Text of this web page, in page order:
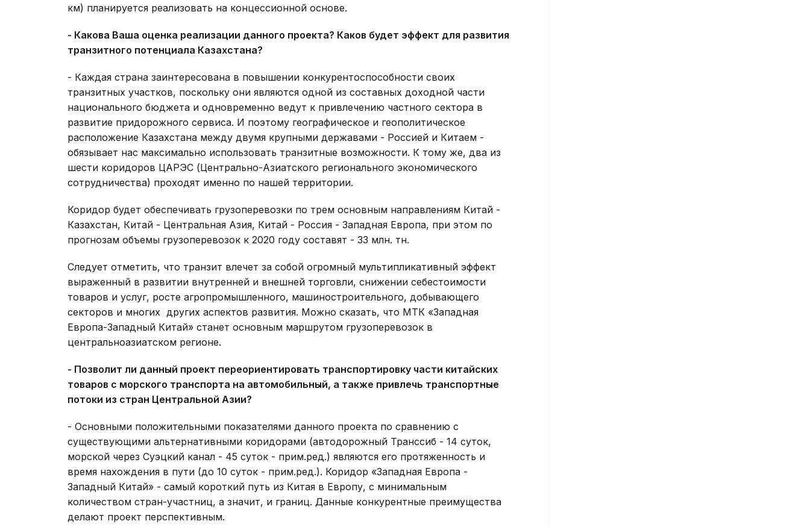
км) планируется реализовать на концессионной основе.
- Какова Ваша оценка реализации данного проекта? Каков будет эффект для развития
транзитного потенциала Казахстана?
- Каждая страна заинтересована в повышении конкурентоспособности своих
транзитных участков, поскольку они являются одной из составных доходной части
национального бюджета и одновременно ведут к привлечению частного сектора в
развитие придорожного сервиса. И поэтому географическое и геополитическое
расположение Казахстана между двумя крупными державами - Россией и Китаем -
обязывает нас максимально использовать транзитные возможности. К тому же, два из
шести коридоров ЦАРЭС (Центрально-Азиатского регионального экономического
сотрудничества) проходят именно по нашей территории.
Коридор будет обеспечивать грузоперевозки по трем основным направлениям Китай -
Казахстан, Китай - Центральная Азия, Китай - Россия - Западная Европа, при этом по
прогнозам объемы грузоперевозок к 2020 году составят - 33 млн. тн.
Следует отметить, что транзит влечет за собой огромный мультипликативный эффект
выраженный в развитии внутренней и внешней торговли, снижении себестоимости
товаров и услуг, росте агропромышленного, машиностроительного, добывающего
секторов и многих других аспектов развития. Можно сказать, что МТК «Западная
Европа-Западный Китай» станет основным маршрутом грузоперевозок в
центральноазиатском регионе.
- Позволит ли данный проект переориентировать транспортировку части китайских
товаров с морского транспорта на автомобильный, а также привлечь транспортные
потоки из стран Центральной Азии?
- Основными положительными показателями данного проекта по сравнению с
существующими альтернативными коридорами (автодорожный Транссиб - 14 суток,
морской через Суэцкий канал - 45 суток - прим.ред.) являются его протяженность и
время нахождения в пути (до 10 суток - прим.ред.). Коридор «Западная Европа -
Западный Китай» - самый короткий путь из Китая в Европу, с минимальным
количеством стран-участниц, а значит, и границ. Данные конкурентные преимущества
делают проект перспективным.